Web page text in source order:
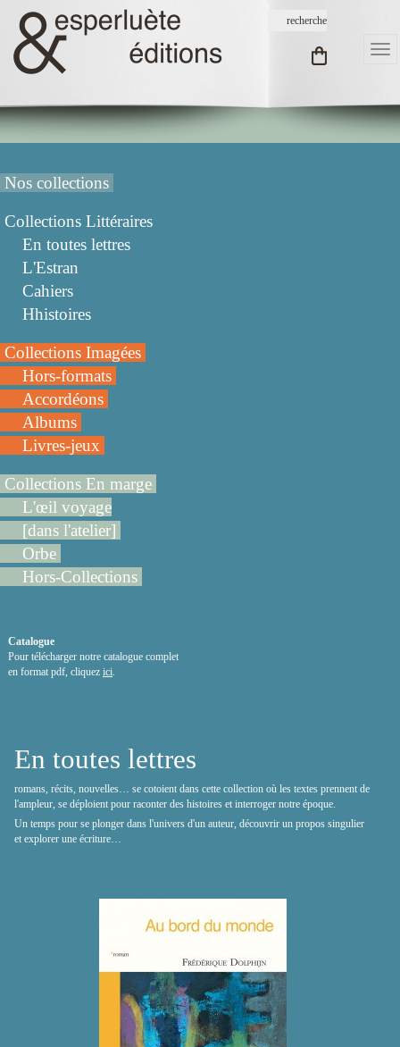
Nos collections
Collections Littéraires
En toutes lettres
L'Estran
Cahiers
Hhistoires
Collections Imagées
Hors-formats
Accordéons
Albums
Livres-jeux
Collections En marge
L'œil voyage
[dans l'atelier]
Orbe
Hors-Collections
Catalogue
Pour télécharger notre catalogue complet
en format pdf, cliquez ici.
En toutes lettres
romans, récits, nouvelles… se cotoient dans cette collection où les textes prennent de
l'ampleur, se déploient pour raconter des histoires et interroger notre époque.
Un temps pour se plonger dans l'univers d'un auteur, découvrir un propos singulier
et explorer une écriture…